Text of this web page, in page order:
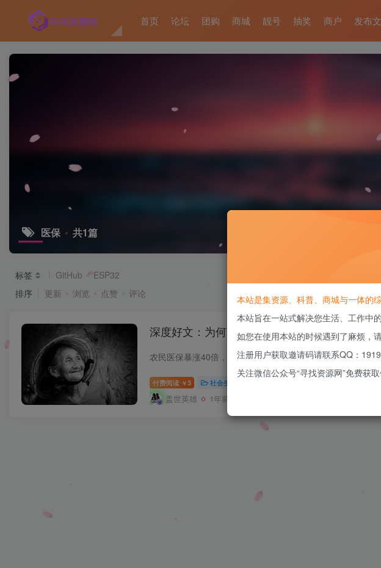
首页 论坛 团购 商城 靓号 抽奖 商户 发布
医保 共1篇
标签 GitHub
ESP32
排序
更新 浏览 点赞 评论
深度好文：为何农民医保暴涨40倍？
付费阅读 ￥3 社会生活
盖世英雄 1年前
本站是集资源、科普、商城与一体的
本站旨在一站式解决您生活、工作中
如您在使用本站的时候遇到了麻烦，
注册用户获取邀请码请联系QQ：
关注微信公众号“寻找资源网”免费获取